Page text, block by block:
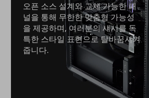
오픈 소스 설계와 교체 가능한 패
널을 통해 무한한 맞춤형 가능성
을 제공하며, 여러분의 섀시를 독
특한 스타일 표현으로 탈바꿈시켜
줍니다.